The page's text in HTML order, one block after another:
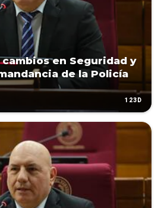
en Seguridad y
de la Policía
123D